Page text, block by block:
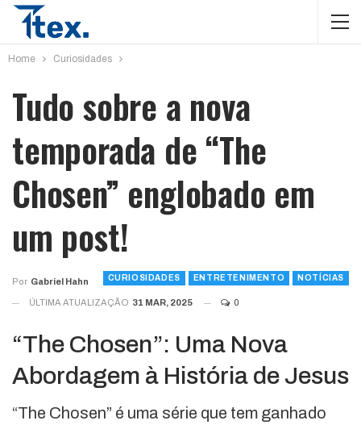
Home Curiosidades
Tudo sobre a nova
temporada de “The
Chosen” englobado em
um post!
CURIOSIDADES ENTRETENIMENTO NOTÍCIAS
Por Gabriel Hahn
ÚLTIMA ATUALIZAÇÃO 31 MAR, 2025 0
“The Chosen”: Uma Nova
Abordagem à História de Jesus
“The Chosen” é uma série que tem ganhado